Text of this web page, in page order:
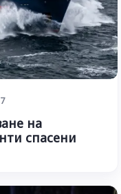
на
спасени